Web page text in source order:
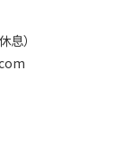
）